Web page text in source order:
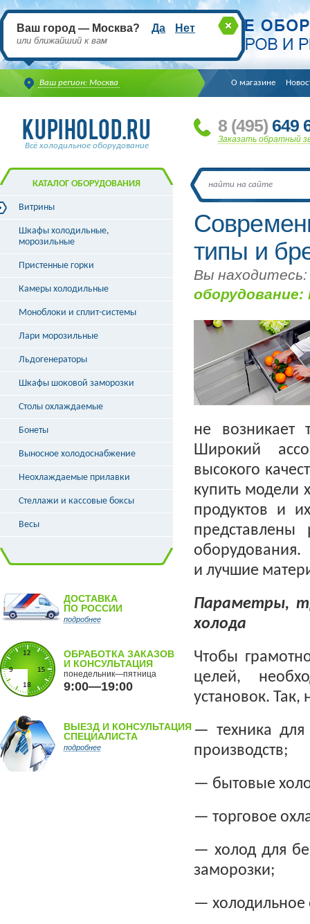
Ваш регион: Москва
Ваш город — Москва? Да Нет
или ближайший к вам
О магазине
Всё холодильное оборудование
8 (495) 649
Заказать обратный
типы и
Вы находитесь:
не возникает
Широкий
высокого
купить модели
продуктов и
оборудования.
и лучшие
Параметры,
холода
Чтобы
целей,
установок.
— техника для
производств;
— бытовые
— торговое
— холод для
заморозки;
— холодильное
КАТАЛОГ ОБОРУДОВАНИЯ
Витрины
Витрины холодильные
Витрины морозильные
Витрины кондитерские
Витрины угловые
Витрины «рыба на льду»
Шкафы холодильные,
морозильные
Пристенные горки
Камеры холодильные
Моноблоки и сплит-системы
Лари морозильные
Льдогенераторы
Шкафы шоковой заморозки
Столы охлаждаемые
Бонеты
Выносное холодоснабжение
Неохлаждаемые прилавки
Стеллажи и кассовые боксы
Весы
ДОСТАВКА
ПО РОССИИ
подробнее
ОБРАБОТКА ЗАКАЗОВ
И КОНСУЛЬТАЦИЯ
понедельник—пятница
9:00—19:00
ВЫЕЗД И КОНСУЛЬТАЦИЯ
СПЕЦИАЛИСТА
подробнее